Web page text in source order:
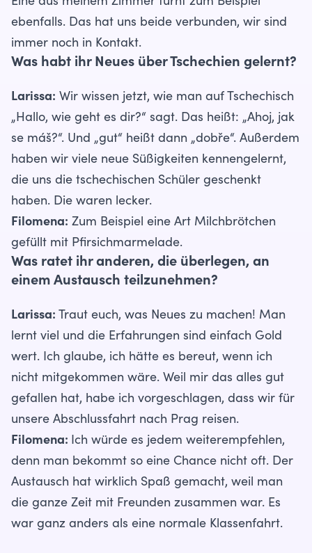
ebenfalls. Das hat uns beide verbunden, wir sind
immer noch in Kontakt.
Was habt ihr Neues über Tschechien gelernt?
Larissa: Wir wissen jetzt, wie man auf Tschechisch
„Hallo, wie geht es dir?“ sagt. Das heißt: „Ahoj, jak
se máš?“. Und „gut“ heißt dann „dobře“. Außerdem
haben wir viele neue Süßigkeiten kennengelernt,
die uns die tschechischen Schüler geschenkt
haben. Die waren lecker.
Filomena: Zum Beispiel eine Art Milchbrötchen
gefüllt mit Pfirsichmarmelade.
Was ratet ihr anderen, die überlegen, an
einem Austausch teilzunehmen?
Larissa: Traut euch, was Neues zu machen! Man
lernt viel und die Erfahrungen sind einfach Gold
wert. Ich glaube, ich hätte es bereut, wenn ich
nicht mitgekommen wäre. Weil mir das alles gut
gefallen hat, habe ich vorgeschlagen, dass wir für
unsere Abschlussfahrt nach Prag reisen.
Filomena: Ich würde es jedem weiterempfehlen,
denn man bekommt so eine Chance nicht oft. Der
Austausch hat wirklich Spaß gemacht, weil man
die ganze Zeit mit Freunden zusammen war. Es
war ganz anders als eine normale Klassenfahrt.